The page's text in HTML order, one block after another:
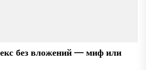
без вложений — миф или